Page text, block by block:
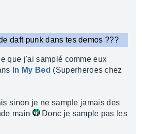
daft punk dans tes demos ???
que j'ai samplé comme eux
In My Bed (Superheroes chez
sinon je ne sample jamais des
main
Donc je sample pas les